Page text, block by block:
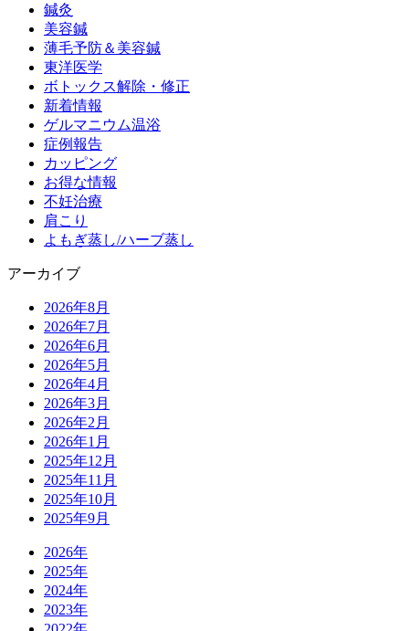
鍼灸
美容鍼
薄毛予防＆美容鍼
東洋医学
ボトックス解除・修正
新着情報
ゲルマニウム温浴
症例報告
カッピング
お得な情報
不妊治療
肩こり
よもぎ蒸し/ハーブ蒸し
アーカイブ
2026年8月
2026年7月
2026年6月
2026年5月
2026年4月
2026年3月
2026年2月
2026年1月
2025年12月
2025年11月
2025年10月
2025年9月
2026年
2025年
2024年
2023年